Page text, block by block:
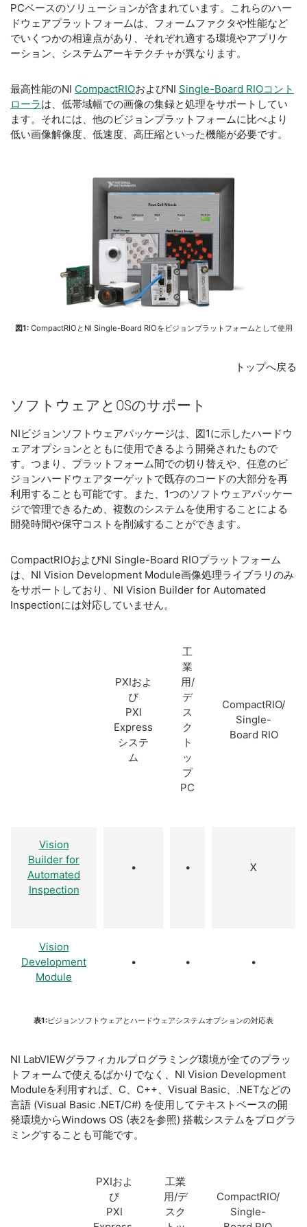
PCベースのソリューションが含まれています。これらのハー
ドウェアプラットフォームは、フォームファクタや性能など
でいくつかの相違点があり、それぞれ適する環境やアプリケ
ーション、システムアーキテクチャが異なります。
最高性能のNI CompactRIOおよびNI Single-Board RIOコント
ローラは、低帯域幅での画像の集録と処理をサポートしてい
ます。それには、他のビジョンプラットフォームに比べより
低い画像解像度、低速度、高圧縮といった機能が必要です。
図1:CompactRIOとNI Single-Board RIOをビジョンプラットフォームとして使用
トップへ戻る
ソフトウェア と OSのサポート
NIビジョンソフトウェアパッケージは、図1に示したハードウ
ェアオプションとともに使用できるよう開発されたもので
す。つまり、プラットフォーム間での切り替えや、任意のビ
ジョンハードウェアターゲットで既存のコードの大部分を再
利用することも可能です。また、1つのソフトウェアパッケー
ジで管理できるため、複数のシステムを使用することによる
開発時間や保守コストを削減することができます。
CompactRIOおよびNI Single-Board RIOプラットフォーム
は、NI Vision Development Module画像処理ライブラリのみ
をサポートしており、NI Vision Builder for Automated
Inspectionには対応していません。
PXIおよ
び
PXI
Express
システ
ム
工
業
用/
デ
ス
ク
ト
ッ
プ
PC
CompactRIO/
Single-
Board RIO
Vision
Builder for
Automated
Inspection
• • X
Vision
Development
Module
• • •
表1:ビジョンソフトウェアとハードウェアシステムオプションの対応表
NI LabVIEWグラフィカルプログラミング環境が全てのプラッ
トフォームで使えるばかりでなく、NI Vision Development
Moduleを利用すれば、C、C++、Visual Basic、.NETなどの
言語 (Visual Basic .NET/C#) を使用してテキストベースの開
発環境からWindows OS (表2を参照) 搭載システムをプログラ
ミングすることも可能です。
PXIおよ
び
PXI
工業
用/デ
スク
CompactRIO/
Single-